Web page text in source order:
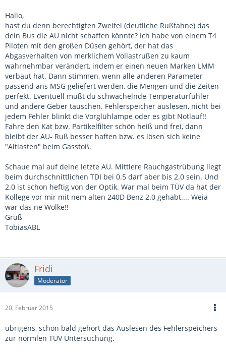
Hallo,
hast du denn berechtigten Zweifel (deutliche Rußfahne) das
dein Bus die AU nicht schaffen könnte? Ich habe von einem T4
Piloten mit den großen Düsen gehört, der hat das
Abgasverhalten von merklichem Vollastrußen zu kaum
wahrnehmbar verändert, indem er einen neuen Marken LMM
verbaut hat. Dann stimmen, wenn alle anderen Parameter
passend ans MSG geliefert werden, die Mengen und die Zeiten
perfekt. Eventuell mußt du schwächelnde Temperaturfühler
und andere Geber tauschen. Fehlerspeicher auslesen, nicht bei
jedem Fehler blinkt die Vorglühlampe oder es gibt Notlauf!!
Fahre den Kat bzw. Partikelfilter schön heiß und frei, dann
bleibt der AU- Ruß besser haften bzw. es lösen sich keine
"Altlasten" beim Gasstoß.
Schaue mal auf deine letzte AU. Mittlere Rauchgastrübung liegt
beim durchschnittlichen TDI bei 0.5 darf aber bis 2.0 sein. Und
2.0 ist schon heftig von der Optik. War mal beim TÜV da hat der
Kollege vor mir mit nem alten 240D Benz 2.0 gehabt.... Weia
war das ne Wolke!!
Gruß
TobiasABL
Fridi
Moderator
20. Februar 2015
übrigens, schon bald gehört das Auslesen des Fehlerspeichers
zur normlen TÜV Untersuchung.